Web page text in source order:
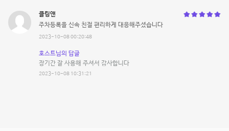
클링앤
주차등록을 신속 친절 편리하게 대응해주셨습니다
2023-10-08 00:20:48
호스트님의 답글
장기간 잘 사용해 주셔서 감사합니다
2023-10-08 10:31:21